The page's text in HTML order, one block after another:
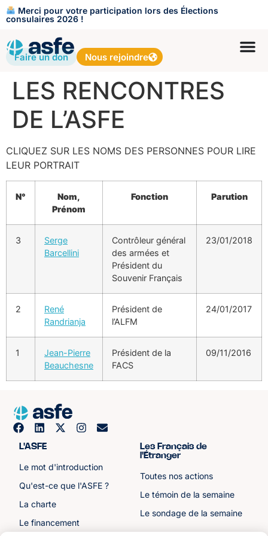
Merci pour votre participation lors des Élections
consulaires 2026 !
Faire un don Nous rejoindre
LES RENCONTRES
DE L’ASFE
CLIQUEZ SUR LES NOMS DES PERSONNES POUR LIRE
LEUR PORTRAIT
N°
Nom,
Prénom
Fonction Parution
3
Serge
Barcellini
Contrôleur général
des armées et
Président du
Souvenir Français
23/01/2018
2
René
Randrianja
Président de
l’ALFM
24/01/2017
1
Jean-Pierre
Beauchesne
Président de la
FACS
09/11/2016
L'ASFE
Le mot d'introduction
Qu'est-ce que l'ASFE ?
La charte
Le financement
Les Français de
l'Étranger
Toutes nos actions
Le témoin de la semaine
Le sondage de la semaine